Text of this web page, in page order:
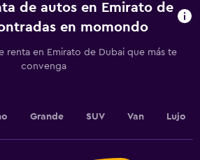
de autos en Emirato de
en momondo
renta en Emirato de Dubai que más te
convenga
Grande SUV Van Lujo